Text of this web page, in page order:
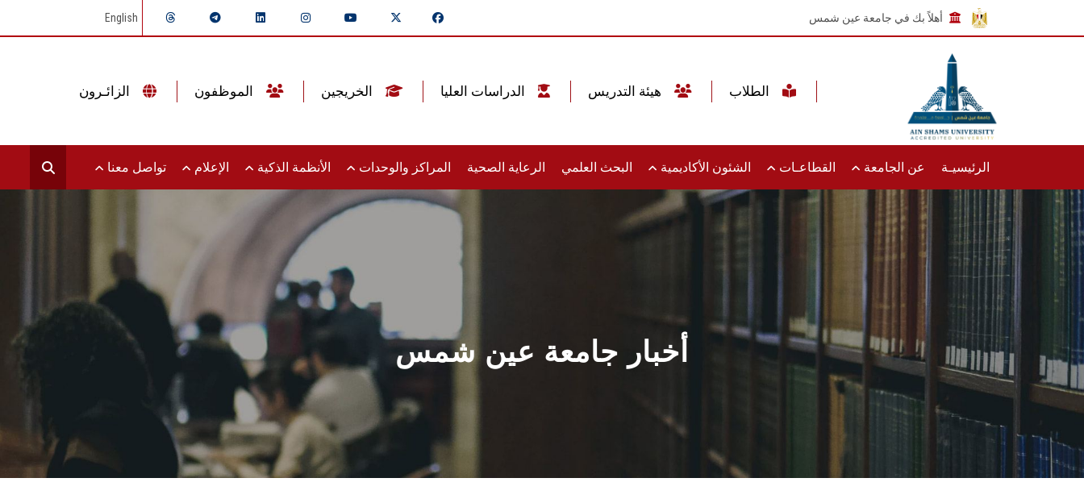
أهلاً بك في جامعة عين شمس English
الرئيسيـة عن الجامعة القطاعـات الشئون الأكاديمية البحث العلمي الرعاية الصحية المراكز والوحدات الأنظمة الذكية الإعلام تواصل معنا
أخبار جامعة عين شمس